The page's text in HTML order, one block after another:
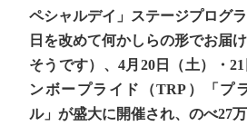
ペシャルデイ」ステージプログ
日を改めて何かしらの形でお届
そうです）、4月20日（土）・
ンボープライド（TRP）「プ
ル」が盛大に開催され、のべ27